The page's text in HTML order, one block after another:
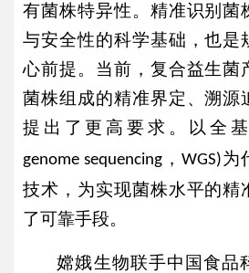
有菌株特异性。精准识别菌
与安全性的科学基础，也是
心前提。当前，复合益生菌
菌株组成的精准界定、溯源
提出了更高要求。以全
genome sequencing ， WGS)为
技术，为实现菌株水平的精
了可靠手段。
嫦娥生物联手中国食品